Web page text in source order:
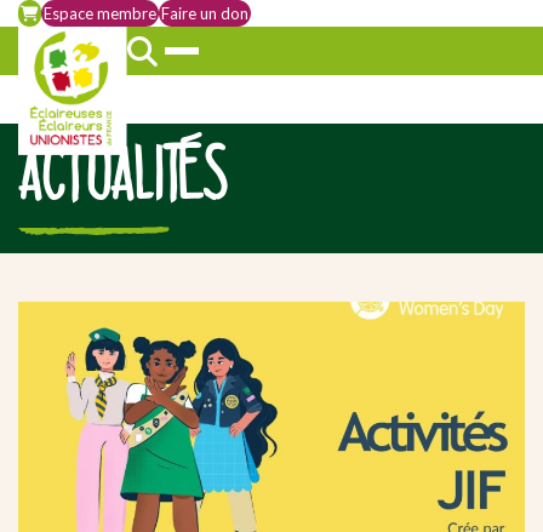
Espace membre Faire un don
ACTUALITÉS